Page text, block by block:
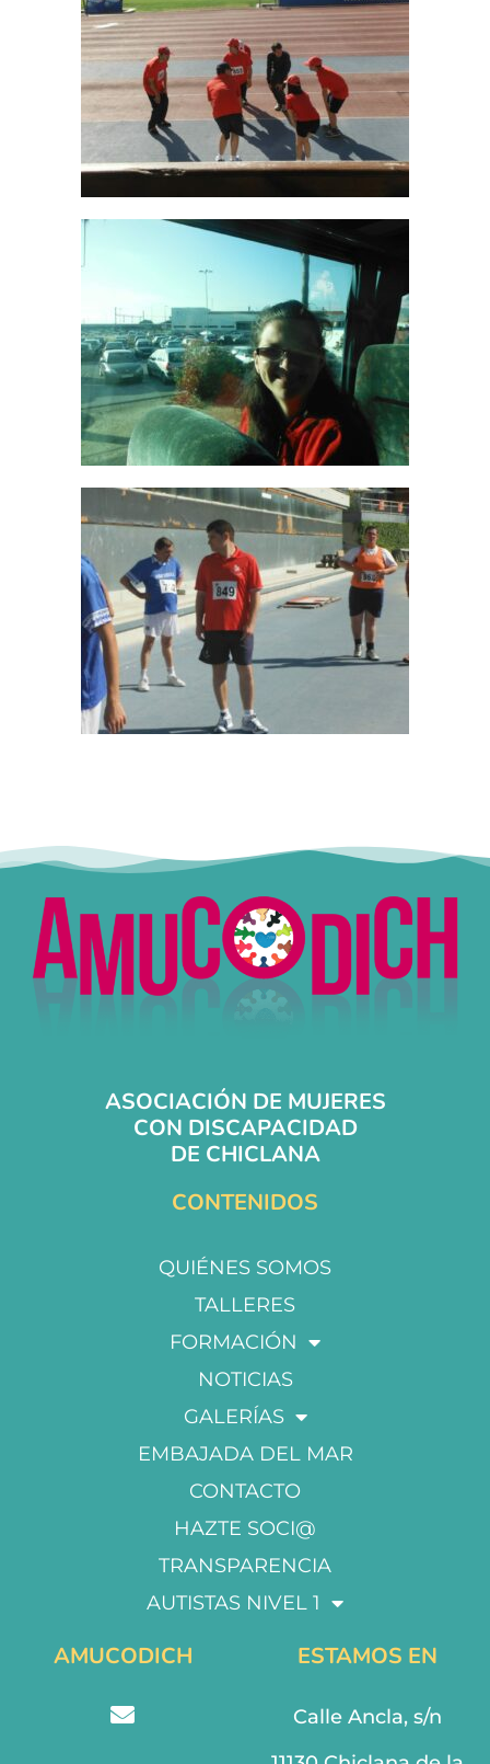
ASOCIACIÓN DE MUJERES
CON DISCAPACIDAD
DE CHICLANA
CONTENIDOS
QUIÉNES SOMOS
TALLERES
FORMACIÓN
NOTICIAS
GALERÍAS
EMBAJADA DEL MAR
CONTACTO
HAZTE SOCI@
TRANSPARENCIA
AUTISTAS NIVEL 1
AMUCODICH ESTAMOS EN
Calle Ancla, s/n